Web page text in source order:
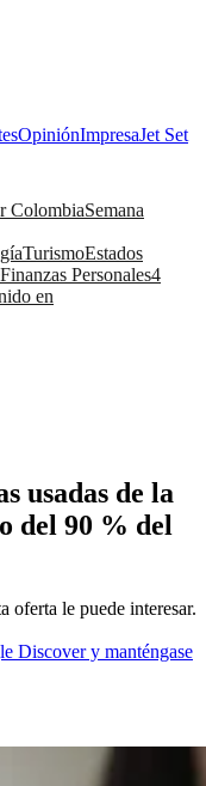
OpiniónImpresaJet Set
ColombiaSemana
TurismoEstados
Finanzas Personales4
en
usadas de la
del 90 % del
oferta le puede interesar.
Discover y manténgase